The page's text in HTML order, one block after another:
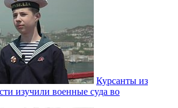
Курсанты из
изучили военные суда во